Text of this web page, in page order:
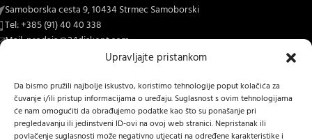
Upravljajte pristankom
Da bismo pružili najbolje iskustvo, koristimo tehnologije poput kolačića za
čuvanje i/ili pristup informacijama o uređaju. Suglasnost s ovim tehnologijama
će nam omogućiti da obrađujemo podatke kao što su ponašanje pri
pregledavanju ili jedinstveni ID-ovi na ovoj web stranici. Nepristanak ili
povlačenje suglasnosti može negativno utjecati na određene karakteristike i
Samoborska cesta 9, 10434 Strmec Samoborski
Tel: +385 (91) 40 40 338
Mail: prodaja@24diskont.com
za dom i vrt.
NOVO NA BLOGU